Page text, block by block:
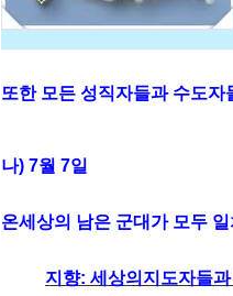
또한 모든 성직자들과 수도자
나) 7월 7일
온세상의 남은 군대가 모두
지향: 세상의지도자들